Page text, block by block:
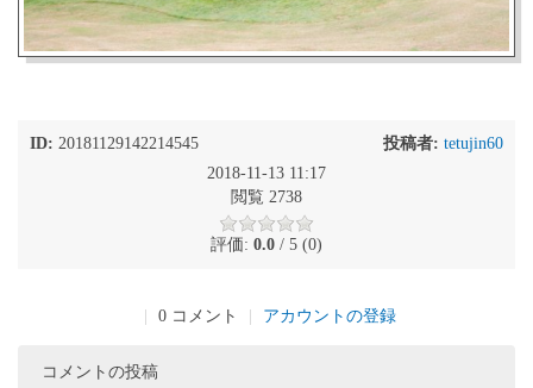
ID: 20181129142214545 投稿者: tetujin60
2018-11-13 11:17
閲覧 2738
評価: 0.0 / 5 (0)
0 コメント アカウントの登録
コメントの投稿